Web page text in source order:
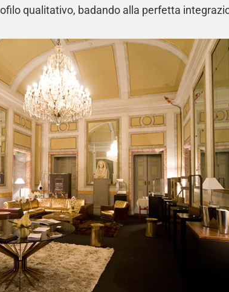
qualitativo, badando alla perfetta